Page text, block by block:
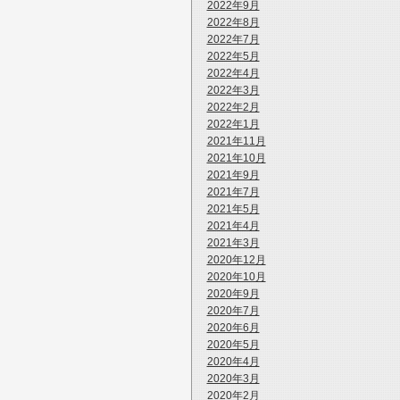
2022年9月
2022年8月
2022年7月
2022年5月
2022年4月
2022年3月
2022年2月
2022年1月
2021年11月
2021年10月
2021年9月
2021年7月
2021年5月
2021年4月
2021年3月
2020年12月
2020年10月
2020年9月
2020年7月
2020年6月
2020年5月
2020年4月
2020年3月
2020年2月